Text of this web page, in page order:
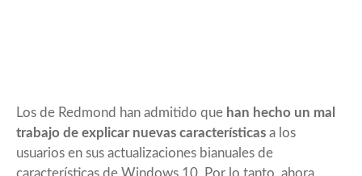
Los de Redmond han admitido que han hecho un mal
trabajo de explicar nuevas características a los
usuarios en sus actualizaciones bianuales de
características de Windows 10. Por lo tanto, ahora